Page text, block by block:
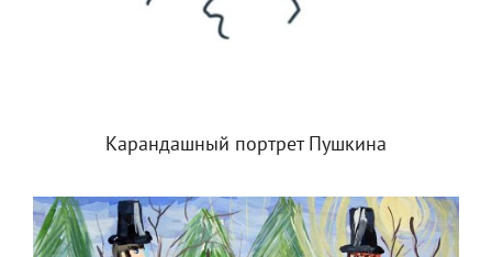
Карандашный портрет Пушкина